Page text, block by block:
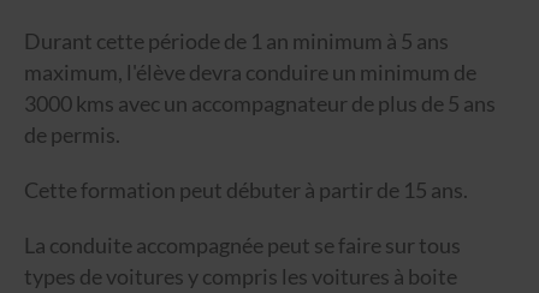
Durant cette période de 1 an minimum à 5 ans
maximum, l'élève devra conduire un minimum de
3000 kms avec un accompagnateur de plus de 5 ans
de permis.
Cette formation peut débuter à partir de 15 ans.
La conduite accompagnée peut se faire sur tous
types de voitures y compris les voitures à boite